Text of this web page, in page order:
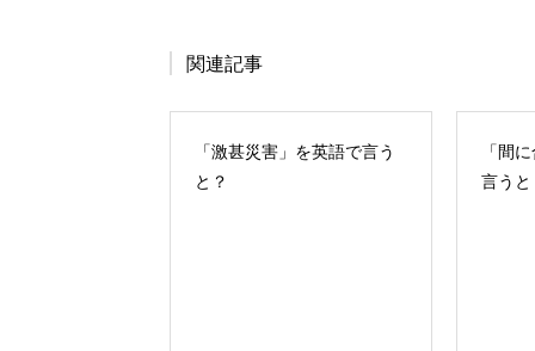
関連記事
「激甚災害」を英語で言う
と？
「間
言う